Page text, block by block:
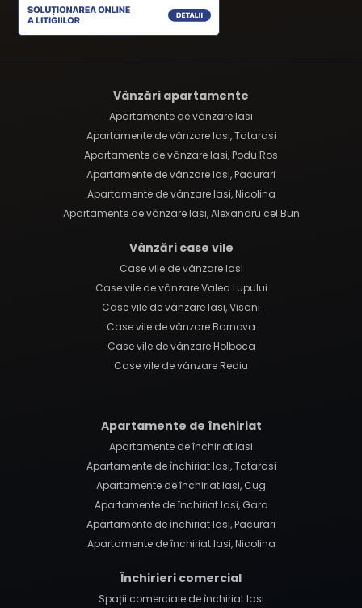
Vânzări apartamente
Apartamente de vânzare Iasi
Apartamente de vânzare Iasi, Tatarasi
Apartamente de vânzare Iasi, Podu Ros
Apartamente de vânzare Iasi, Pacurari
Apartamente de vânzare Iasi, Nicolina
Apartamente de vânzare Iasi, Alexandru cel Bun
Vânzări case vile
Case vile de vânzare Iasi
Case vile de vânzare Valea Lupului
Case vile de vânzare Iasi, Visani
Case vile de vânzare Barnova
Case vile de vânzare Holboca
Case vile de vânzare Rediu
Apartamente de închiriat
Apartamente de închiriat Iasi
Apartamente de închiriat Iasi, Tatarasi
Apartamente de închiriat Iasi, Cug
Apartamente de închiriat Iasi, Gara
Apartamente de închiriat Iasi, Pacurari
Apartamente de închiriat Iasi, Nicolina
Închirieri comercial
Spații comerciale de închiriat Iasi